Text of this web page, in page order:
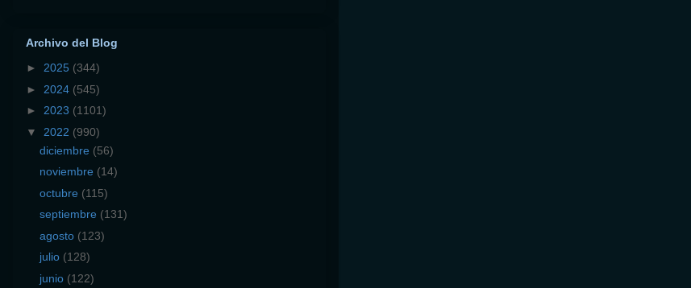
Archivo del Blog
► 2025 (344)
► 2024 (545)
► 2023 (1101)
▼ 2022 (990)
diciembre (56)
noviembre (14)
octubre (115)
septiembre (131)
agosto (123)
julio (128)
junio (122)